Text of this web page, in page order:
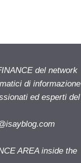
del network
di informazione
ed esperti del
AREA inside the